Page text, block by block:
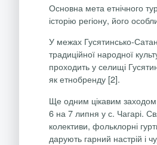
Основна мета етнічного
історію регіону, його
У межах Гусятинсько-
традиційної народної
проходить у селищі
як етнобренду [2].
Ще одним цікавим заходом
6 на 7 липня у с. Чагарі.
колективи, фольклорні
дарують гарний настрій і